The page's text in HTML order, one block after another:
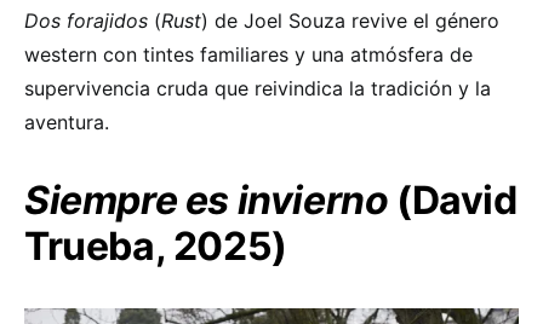
Dos forajidos (Rust) de Joel Souza revive el género
western con tintes familiares y una atmósfera de
supervivencia cruda que reivindica la tradición y la
aventura.
Siempre es invierno (David
Trueba, 2025)